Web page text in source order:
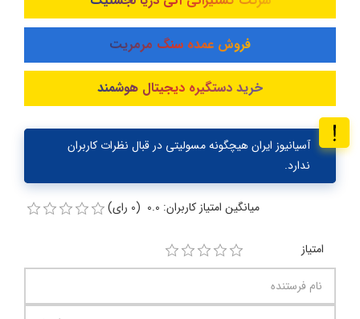
فروش عمده سنگ مرمریت
خرید دستگیره دیجیتال هوشمند
آسیانیوز ایران هیچگونه مسولیتی در قبال نظرات کاربران
ندارد.
میانگین امتیاز کاربران: 0.0 (0 رای)
امتیاز